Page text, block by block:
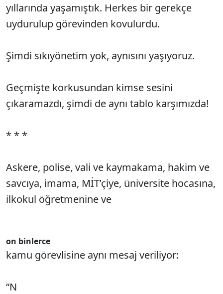
yıllarında yaşamıştık. Herkes bir gerekçe
uydurulup görevinden kovulurdu.
Şimdi sıkıyönetim yok, aynısını yaşıyoruz.
Geçmişte korkusundan kimse sesini
çıkaramazdı, şimdi de aynı tablo karşımızda!
* * *
Askere, polise, vali ve kaymakama, hakim ve
savcıya, imama, MİT’çiye, üniversite hocasına,
ilkokul öğretmenine ve
on binlerce
kamu görevlisine aynı mesaj veriliyor:
“N